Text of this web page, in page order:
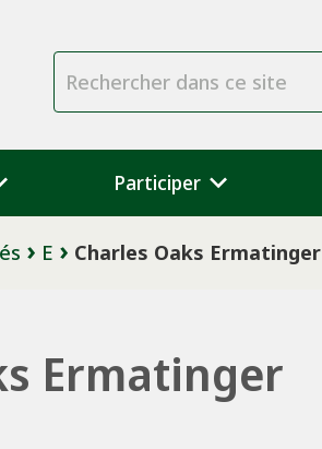
Rechercher dans ce site
Participer
E Charles Oaks Ermatinger
Ermatinger